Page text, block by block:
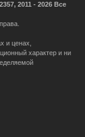
2011 - 2026 Все
и ценах,
характер и ни